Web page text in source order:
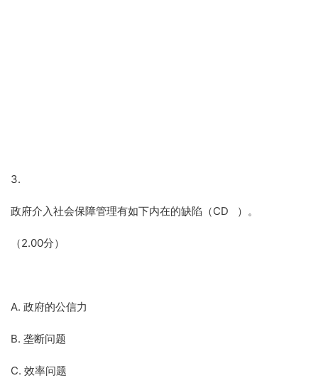
3.
政府介入社会保障管理有如下内在的缺陷（CD ）。
（2.00分）
A. 政府的公信力
B. 垄断问题
C. 效率问题